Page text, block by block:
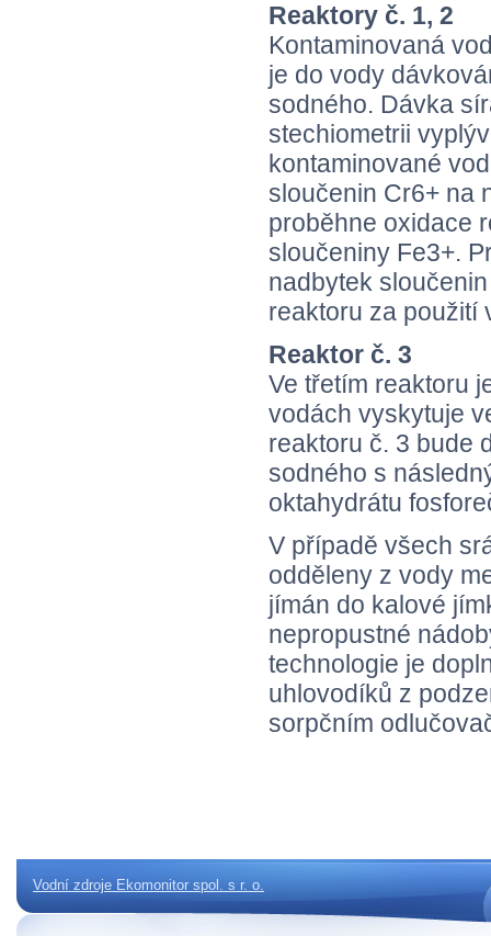
Reaktory č. 1, 2
Kontaminovaná
je do vody
sodného. Dávka
stechiometrii
kontaminované
sloučenin Cr6+ na
proběhne oxidace
sloučeniny Fe3+.
nadbytek
reaktoru za použití
Reaktor č. 3
Ve třetím reaktoru
vodách vyskytuje
reaktoru č. 3 bude
sodného s
oktahydrátu
V případě všech
odděleny z vody
jímán do kalové
nepropustné
technologie je
uhlovodíků z
sorpčním
Vodní zdroje Ekomonitor spol. s r. o.